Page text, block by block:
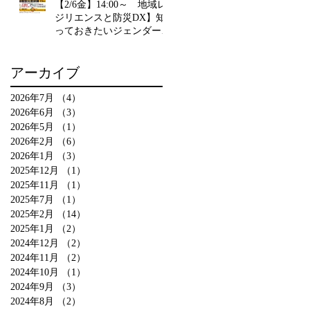
【2/6金】14:00～ 地域レ
ジリエンスと防災DX】知
っておきたいジェンダーと
校 教諭 齋藤朝子が登壇
アーカイブ
2026年7月 （4）
2026年6月
（3）
2026年5月
（1）
2026年2月
（6）
2026年1月
（3）
2025年12月
（1）
2025年11月
（1）
2025年7月
（1）
2025年2月
（14）
2025年1月
（2）
2024年12月
（2）
2024年11月
（2）
2024年10月
（1）
2024年9月
（3）
2024年8月
（2）